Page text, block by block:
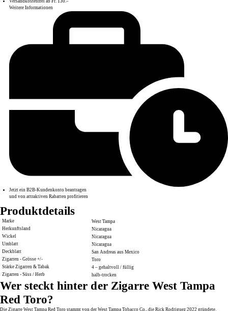
Versandkostenfrei ab Fr. 130.–
Weitere Informationen
Jetzt ein B2B-Kundenkonto beantragen
und von attraktiven Rabatten profitieren
Produktdetails
Marke
West Tampa
Herkunftsland
Nicaragua
Wickel
Nicaragua
Umblatt
Nicaragua
Deckblatt
San Andreas aus Mexico
Zigarren - Grösse +/-
Toro
Stärke Zigarren & Tabak
4 – gehaltvoll / füllig
Zigarren - Süss / Herb
halb-trocken
Wer steckt hinter der Zigarre West Tampa
Red Toro?
Die Zigarre West Tampa Red Toro stammt von der West Tampa Tobacco Co., die Rick Rodriguez 2022 gründete.